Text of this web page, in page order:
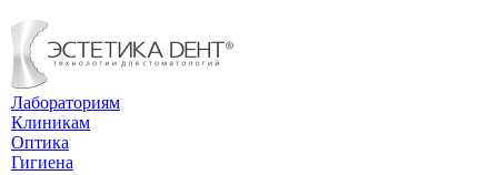
Лабораториям
Клиникам
Оптика
Гигиена